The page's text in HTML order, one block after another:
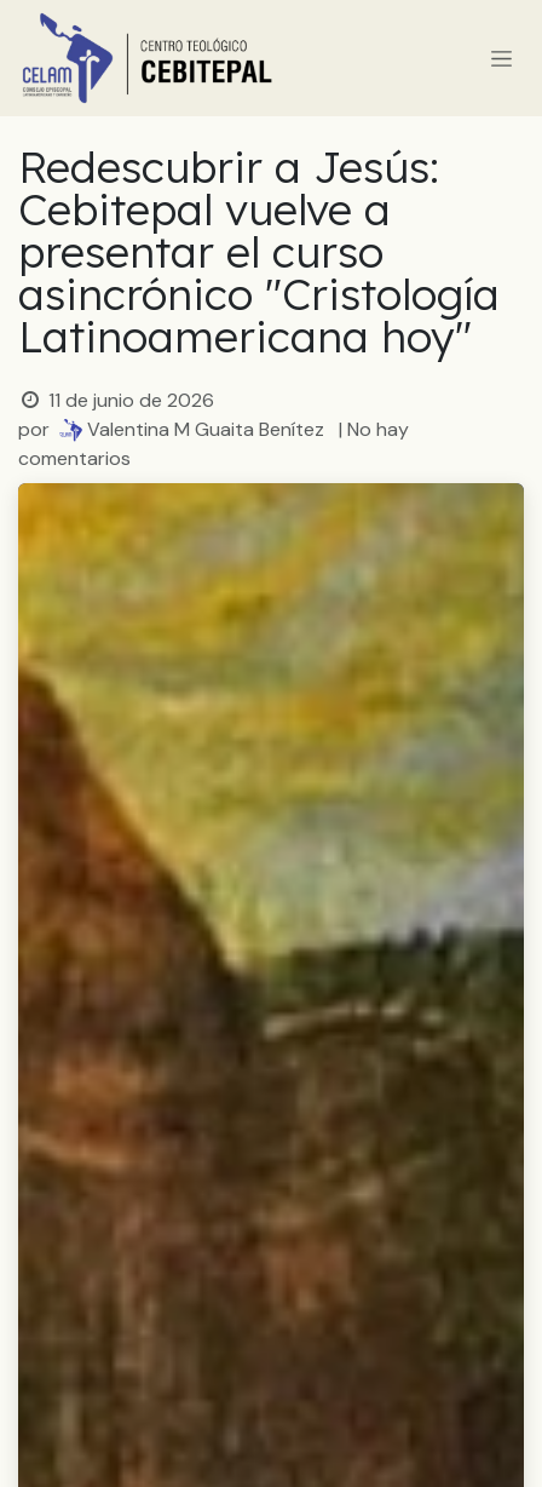
Ir al contenido
Redescubrir a Jesús:
Cebitepal vuelve a
presentar el curso
asincrónico "Cristología
Latinoamericana hoy"
11 de junio de 2026
por
Valentina M Guaita Benítez
| No hay
comentarios